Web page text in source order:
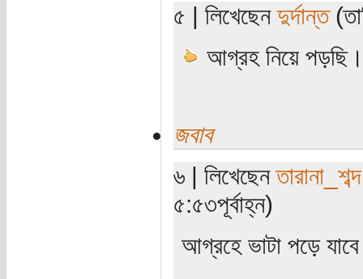
৫ | লিখেছেনদুর্দান্ত
আগ্রহ নিয়ে পড়ছি।
জবাব
৬ | লিখেছেনতারানা_শব্দ
৫:৫৩পূর্বাহ্ন)
আগ্রহে ভাটা পড়ে